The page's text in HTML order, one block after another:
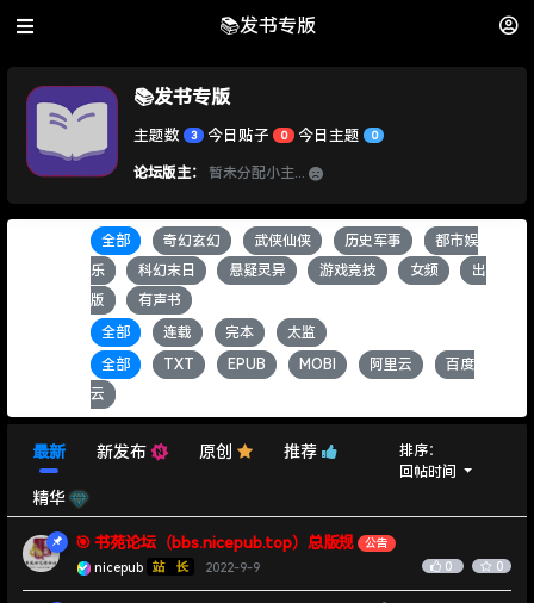
📚发书专版
📚发书专版
主题数 3 今日贴子 0 今日主题 0
论坛版主： 暂未分配小主...
全部 奇幻玄幻 武侠仙侠 历史军事
都市娱
乐
科幻末日 悬疑灵异 游戏竞技 女频
出
版
有声书
全部 连载 完本 太监
全部 TXT EPUB MOBI 阿里云
百度
云
最新 新发布 原创 推荐
精华
排序：
回帖时间
🎯 书苑论坛（bbs.nicepub.top）总版规 公告
nicepub 2022-9-9 0 0